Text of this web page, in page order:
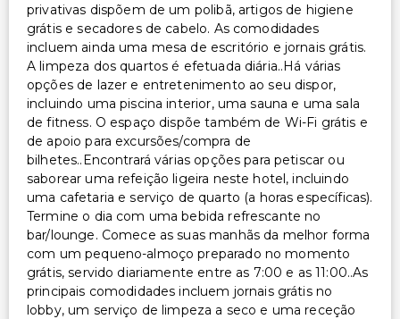
Outros serviços
Cofre na recepção
Serviço de lavanderia
Serviço de lavanderia/lavagem a seco
privativas dispõem de um polibã, artigos de higiene
grátis e secadores de cabelo. As comodidades
incluem ainda uma mesa de escritório e jornais grátis.
A limpeza dos quartos é efetuada diária..Há várias
opções de lazer e entretenimento ao seu dispor,
incluindo uma piscina interior, uma sauna e uma sala
de fitness. O espaço dispõe também de Wi-Fi grátis e
de apoio para excursões/compra de
bilhetes..Encontrará várias opções para petiscar ou
saborear uma refeição ligeira neste hotel, incluindo
uma cafetaria e serviço de quarto (a horas específicas).
Termine o dia com uma bebida refrescante no
bar/lounge. Comece as suas manhãs da melhor forma
com um pequeno-almoço preparado no momento
grátis, servido diariamente entre as 7:00 e as 11:00..As
principais comodidades incluem jornais grátis no
lobby, um serviço de limpeza a seco e uma receção